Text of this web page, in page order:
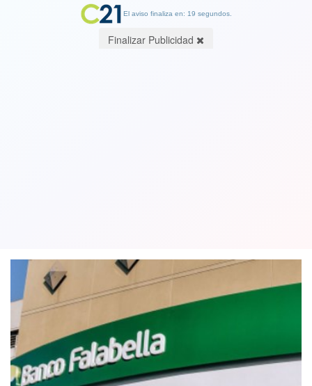
El aviso finaliza en: 19 segundos.
Finalizar Publicidad